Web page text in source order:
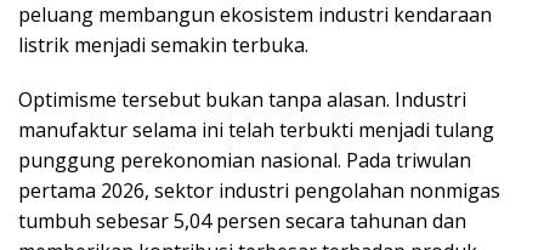
peluang membangun ekosistem industri kendaraan
listrik menjadi semakin terbuka.
Optimisme tersebut bukan tanpa alasan. Industri
manufaktur selama ini telah terbukti menjadi tulang
punggung perekonomian nasional. Pada triwulan
pertama 2026, sektor industri pengolahan nonmigas
tumbuh sebesar 5,04 persen secara tahunan dan